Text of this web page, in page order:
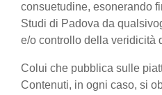
consuetudine, esonerando
Studi di Padova da
e/o controllo della veridicità
Colui che pubblica sulle
Contenuti, in ogni caso, si